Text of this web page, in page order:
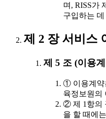
며, RISS가
구입하는
제 2 장 서비스
제 5 조 (이용
① 이용계약
육정보원의
② 제 1항의
을 할 때에